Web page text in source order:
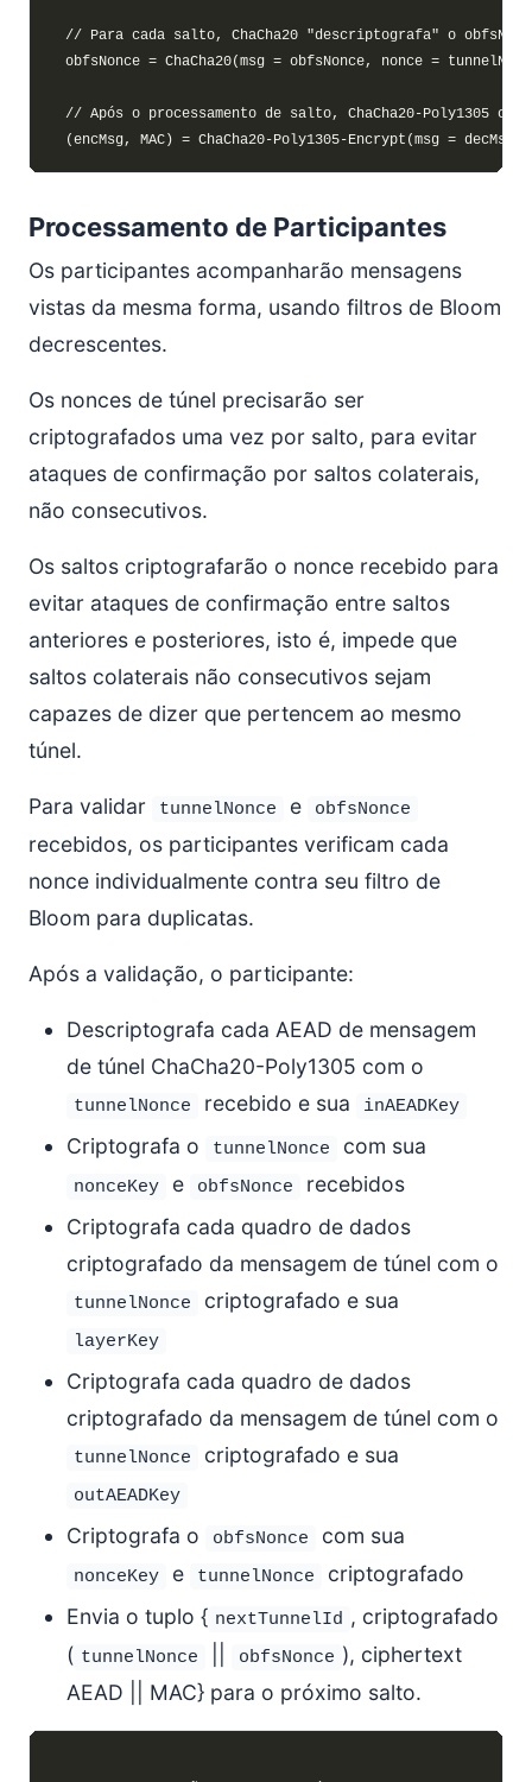
Processamento de Participantes
Os participantes acompanharão mensagens
vistas da mesma forma, usando filtros de Bloom
decrescentes.
Os nonces de túnel precisarão ser
criptografados uma vez por salto, para evitar
ataques de confirmação por saltos colaterais,
não consecutivos.
Os saltos criptografarão o nonce recebido para
evitar ataques de confirmação entre saltos
anteriores e posteriores, isto é, impede que
saltos colaterais não consecutivos sejam
capazes de dizer que pertencem ao mesmo
túnel.
Para validar tunnelNonce e obfsNonce
recebidos, os participantes verificam cada
nonce individualmente contra seu filtro de
Bloom para duplicatas.
Após a validação, o participante:
Descriptografa cada AEAD de mensagem
de túnel ChaCha20-Poly1305 com o
tunnelNonce recebido e sua inAEADKey
Criptografa o tunnelNonce com sua
nonceKey e obfsNonce
recebidos
Criptografa cada quadro de dados
criptografado da mensagem de túnel com o
tunnelNonce criptografado e sua
layerKey
Criptografa cada quadro de dados
criptografado da mensagem de túnel com o
tunnelNonce criptografado e sua
outAEADKey
Criptografa o obfsNonce com sua
nonceKey e tunnelNonce
criptografado
Envia o tuplo { nextTunnelId , criptografado
( tunnelNonce obfsNonce ), ciphertext
AEAD || MAC} para o próximo salto.